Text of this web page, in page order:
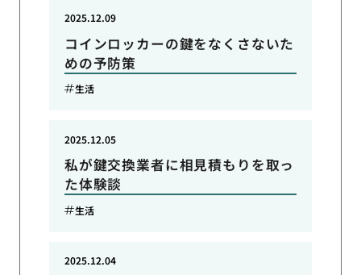
コインロッカーの鍵をなくさないた
めの予防策
2025.12.09
生活
私が鍵交換業者に相見積もりを取っ
た体験談
2025.12.05
生活
2025.12.04